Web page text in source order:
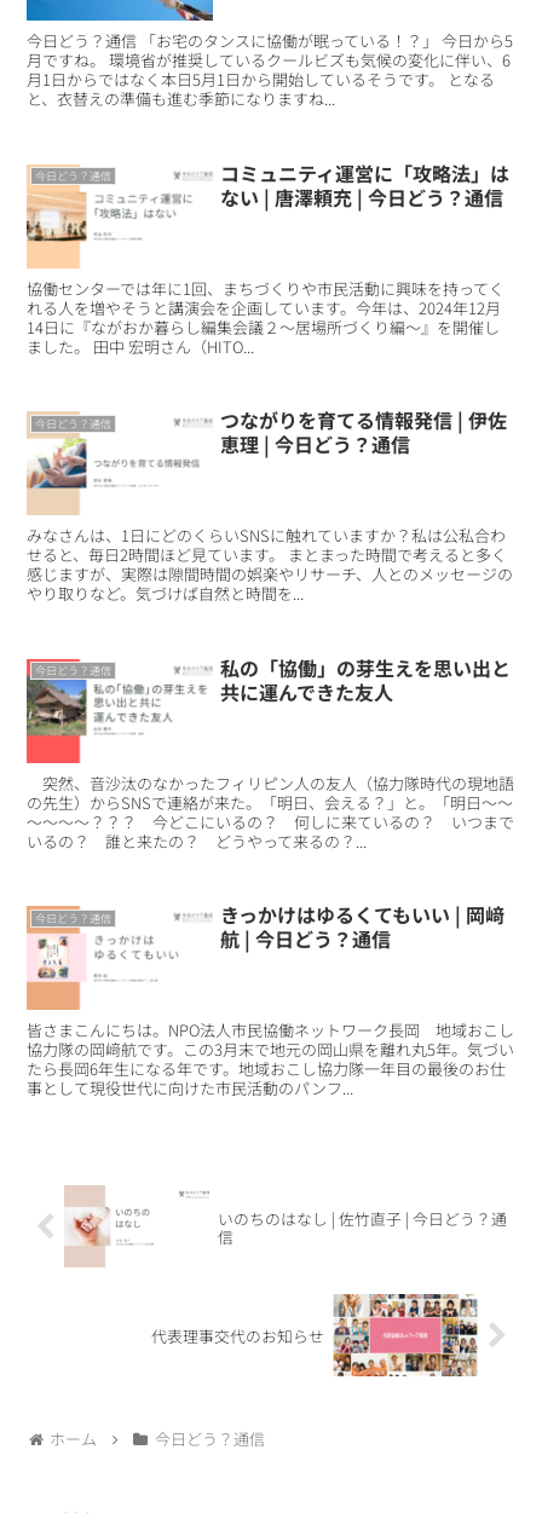
今日どう？通信 「お宅のタンスに協働が眠っている！？」 今日から5
月ですね。 環境省が推奨しているクールビズも気候の変化に伴い、6
月1日からではなく本日5月1日から開始しているそうです。 となる
と、衣替えの準備も進む季節になりますね...
今日どう？通信
コミュニティ運営に「攻略法」は
ない | 唐澤頼充 | 今日どう？通信
協働センターでは年に1回、まちづくりや市民活動に興味を持ってく
れる人を増やそうと講演会を企画しています。今年は、2024年12月
14日に『ながおか暮らし編集会議２～居場所づくり編～』を開催し
ました。 田中 宏明さん（HITO...
今日どう？通信
つながりを育てる情報発信 | 伊佐
恵理 | 今日どう？通信
みなさんは、1日にどのくらいSNSに触れていますか？私は公私合わ
せると、毎日2時間ほど見ています。 まとまった時間で考えると多く
感じますが、実際は隙間時間の娯楽やリサーチ、人とのメッセージの
やり取りなど。気づけば自然と時間を...
今日どう？通信
私の「協働」の芽生えを思い出と
共に運んできた友人
突然、音沙汰のなかったフィリピン人の友人（協力隊時代の現地語
の先生）からSNSで連絡が来た。「明日、会える？」と。「明日～～
～～～～？？？ 今どこにいるの？ 何しに来ているの？ いつまで
いるの？ 誰と来たの？ どうやって来るの？...
今日どう？通信
きっかけはゆるくてもいい | 岡﨑
航 | 今日どう？通信
皆さまこんにちは。NPO法人市民協働ネットワーク長岡 地域おこし
協力隊の岡﨑航です。この3月末で地元の岡山県を離れ丸5年。気づい
たら長岡6年生になる年です。地域おこし協力隊一年目の最後のお仕
事として現役世代に向けた市民活動のパンフ...
いのちのはなし | 佐竹直子 | 今日どう？通
信
代表理事交代のお知らせ
ホーム 今日どう？通信